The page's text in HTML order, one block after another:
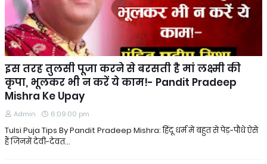
इस तरह तुलसी पूजा करने से बरसती है मां लक्ष्मी की
कृपा, भूलकर भी न करें ये काम!- Pandit Pradeep
Mishra Ke Upay
Admin 6:09:00 pm
Tulsi Puja Tips By Pandit Pradeep Mishra: हिंदू धर्म में बहुत से पेड़-पौधे ऐसे
हैं जिनमें देवी-देवत…